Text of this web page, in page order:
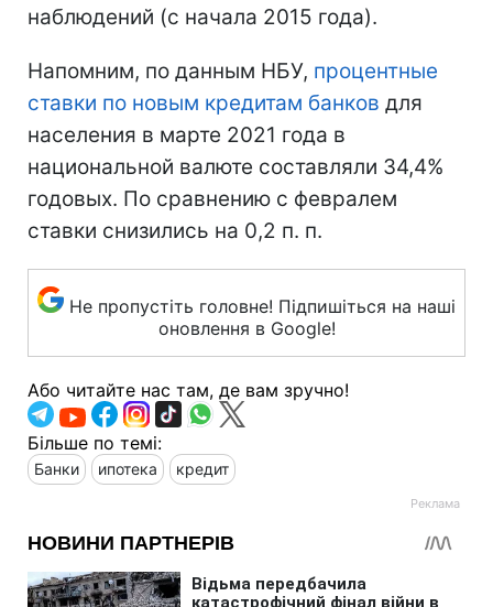
наблюдений (с начала 2015 года).
Напомним, по данным НБУ, процентные
ставки по новым кредитам банков для
населения в марте 2021 года в
национальной валюте составляли 34,4%
годовых. По сравнению с февралем
ставки снизились на 0,2 п. п.
Не пропустіть головне! Підпишіться на наші
оновлення в Google!
Або читайте нас там, де вам зручно!
Більше по темі:
Банки ипотека кредит